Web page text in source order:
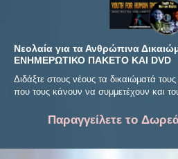
Νεολαία για τα Ανθρώπινα
ΕΝΗΜΕΡΩΤΙΚΟ ΠΑΚΕΤΟ ΚΑΙ DVD
Διδάξτε στους νέους τα δικαιώματά
που τους κάνουν να συμμετέχουν και
Παραγγείλετε το